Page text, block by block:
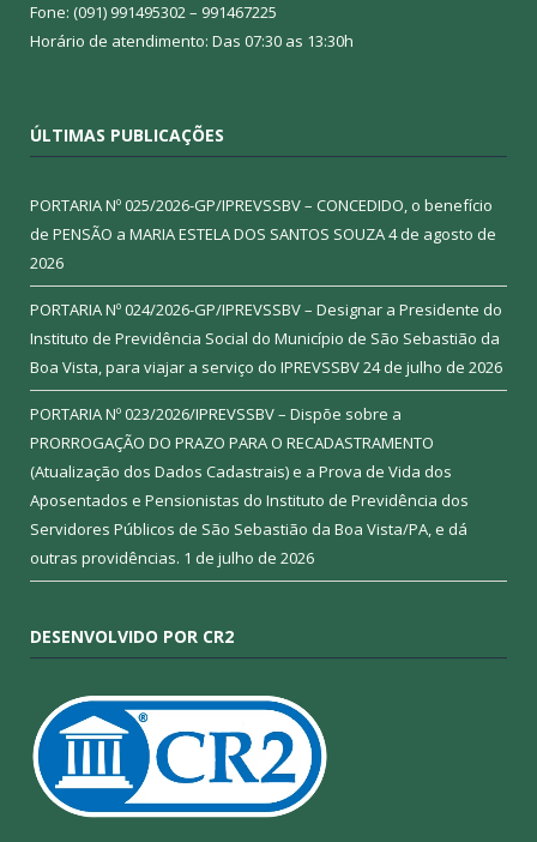
Fone: (091) 991495302 – 991467225
Horário de atendimento: Das 07:30 as 13:30h
ÚLTIMAS PUBLICAÇÕES
PORTARIA Nº 025/2026-GP/IPREVSSBV – CONCEDIDO, o benefício
de PENSÃO a MARIA ESTELA DOS SANTOS SOUZA4 de agosto de
2026
PORTARIA Nº 024/2026-GP/IPREVSSBV – Designar a Presidente do
Instituto de Previdência Social do Município de São Sebastião da
Boa Vista, para viajar a serviço do IPREVSSBV24 de julho de 2026
PORTARIA Nº 023/2026/IPREVSSBV – Dispõe sobre a
PRORROGAÇÃO DO PRAZO PARA O RECADASTRAMENTO
(Atualização dos Dados Cadastrais) e a Prova de Vida dos
Aposentados e Pensionistas do Instituto de Previdência dos
Servidores Públicos de São Sebastião da Boa Vista/PA, e dá
outras providências. 1 de julho de 2026
DESENVOLVIDO POR CR2